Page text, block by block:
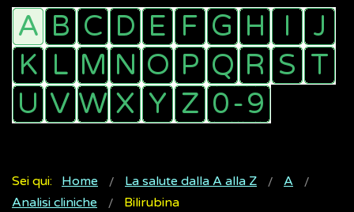
Sei qui: Home La salute dalla A alla Z
A
Analisi cliniche
Bilirubina